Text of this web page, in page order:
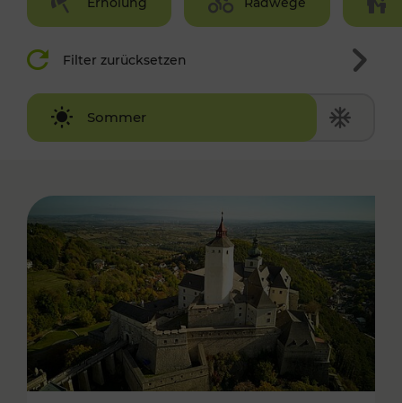
Filter zurücksetzen
Sommer
Winter